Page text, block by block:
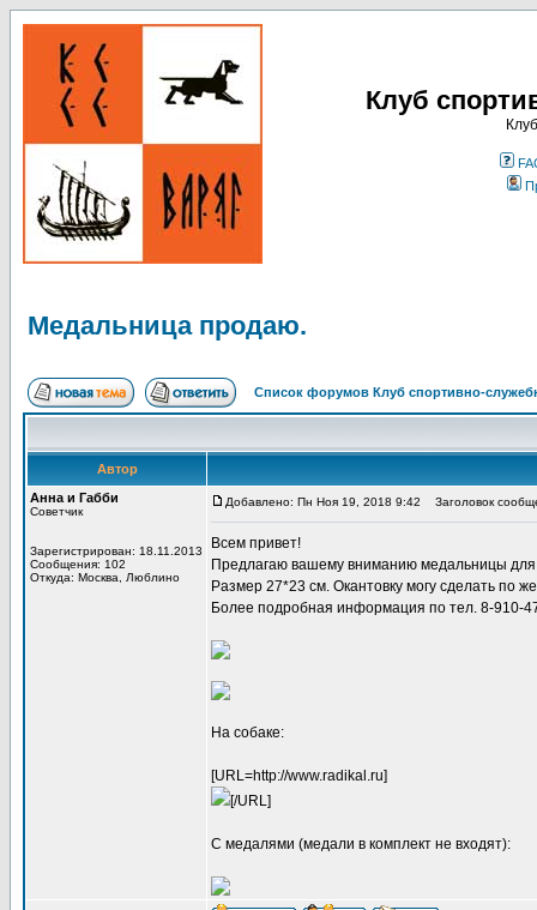
Клуб
Медальница продаю.
Список форумов Клуб спортивно-
Автор
Анна и Габби
Советчик
Зарегистрирован: 18.11.2013
Сообщения: 102
Откуда: Москва, Люблино
Добавлено: Пн Ноя 19, 2018 9:42 Заголовок
Всем привет!
Предлагаю вашему вниманию медальницы для
Размер 27*23 см. Окантовку могу сделать по
Более подробная информация по тел. 8-910-
На собаке:
[URL=http://www.radikal.ru]
[/URL]
С медалями (медали в комплект не входят):